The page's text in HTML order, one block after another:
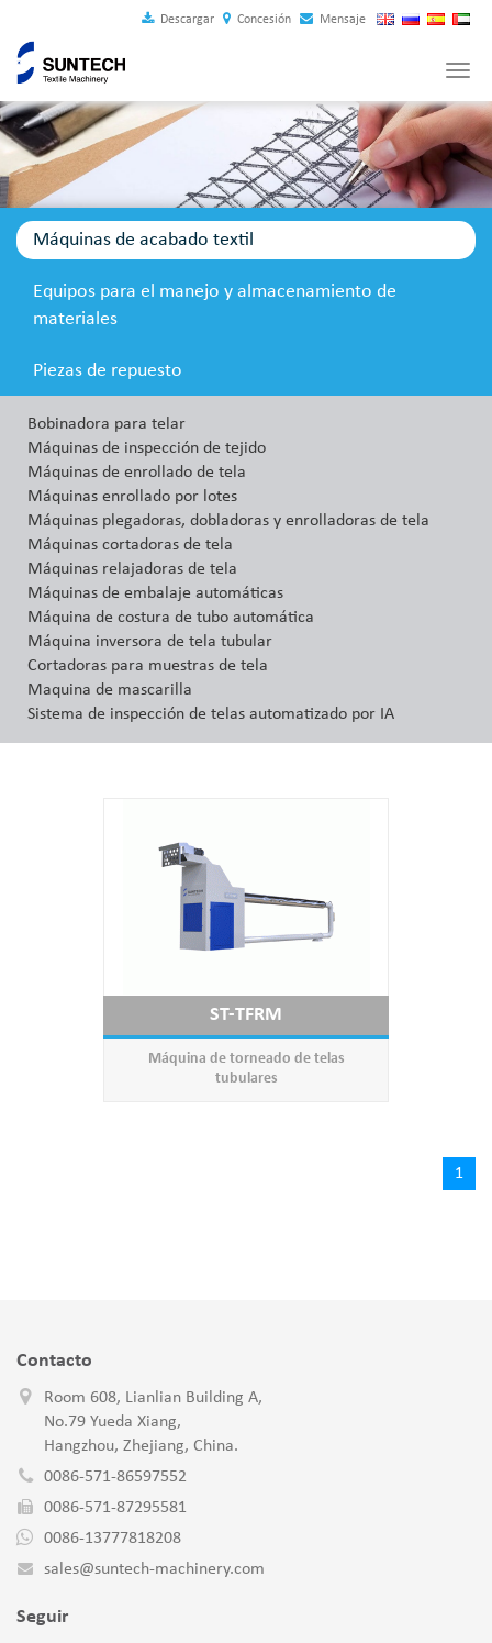
Descargar Concesión Mensaje
Máquinas de acabado textil
Equipos para el manejo y almacenamiento de
materiales
Piezas de repuesto
Bobinadora para telar
Máquinas de inspección de tejido
Máquinas de enrollado de tela
Máquinas enrollado por lotes
Máquinas plegadoras, dobladoras y enrolladoras de tela
Máquinas cortadoras de tela
Máquinas relajadoras de tela
Máquinas de embalaje automáticas
Máquina de costura de tubo automática
Máquina inversora de tela tubular
Cortadoras para muestras de tela
Maquina de mascarilla
Sistema de inspección de telas automatizado por IA
ST-TFRM
Máquina de torneado de telas
tubulares
1
Contacto
Room 608, Lianlian Building A,
No.79 Yueda Xiang,
Hangzhou, Zhejiang, China.
0086-571-86597552
0086-571-87295581
0086-13777818208
sales@suntech-machinery.com
Seguir